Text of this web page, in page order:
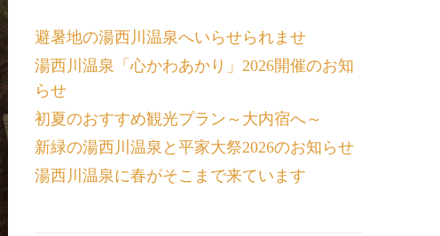
避暑地の湯西川温泉へいらせられませ
湯西川温泉「心かわあかり」2026開催のお知
らせ
初夏のおすすめ観光プラン～大内宿へ～
新緑の湯西川温泉と平家大祭2026のお知らせ
湯西川温泉に春がそこまで来ています